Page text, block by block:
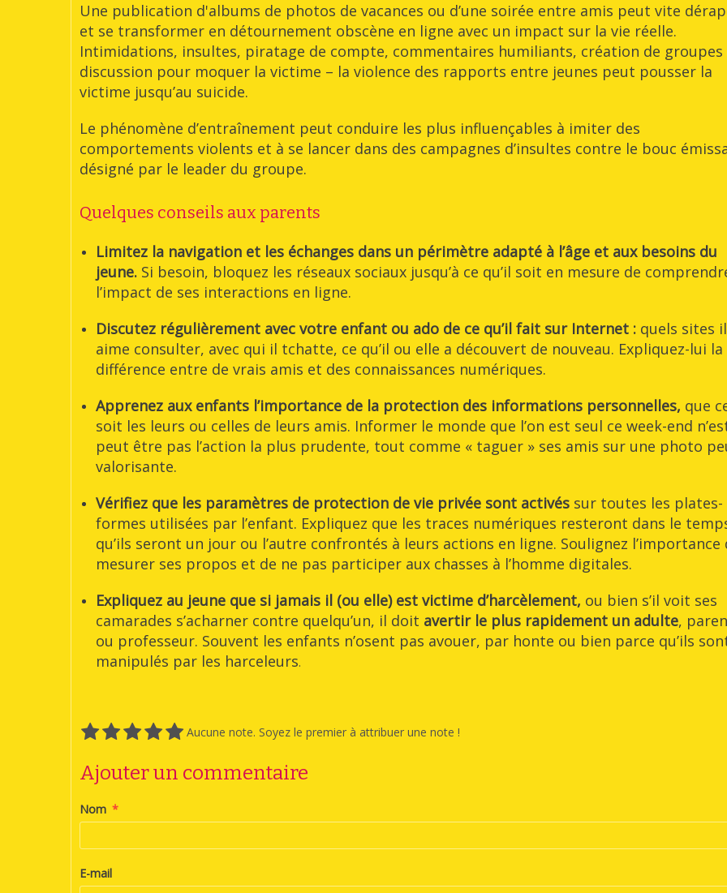
Une publication d'albums de photos de vacances ou d’une soirée entre amis peut vite
et se transformer en détournement obscène en ligne avec un impact sur la vie réelle.
Intimidations, insultes, piratage de compte, commentaires humiliants, création de groupes
discussion pour moquer la victime – la violence des rapports entre jeunes peut pousser la
victime jusqu’au suicide.
Le phénomène d’entraînement peut conduire les plus influençables à imiter des
comportements violents et à se lancer dans des campagnes d’insultes contre le bouc
désigné par le leader du groupe.
Quelques conseils aux parents
Limitez la navigation et les échanges dans un périmètre adapté à l’âge et aux besoins du
jeune. Si besoin, bloquez les réseaux sociaux jusqu’à ce qu’il soit en mesure de
l’impact de ses interactions en ligne.
Discutez régulièrement avec votre enfant ou ado de ce qu’il fait sur Internet : quels sites il
aime consulter, avec qui il tchatte, ce qu’il ou elle a découvert de nouveau. Expliquez-lui la
différence entre de vrais amis et des connaissances numériques.
Apprenez aux enfants l’importance de la protection des informations personnelles, que
soit les leurs ou celles de leurs amis. Informer le monde que l’on est seul ce week-end
peut être pas l’action la plus prudente, tout comme « taguer » ses amis sur une photo
valorisante.
Vérifiez que les paramètres de protection de vie privée sont activés sur toutes les plates-
formes utilisées par l’enfant. Expliquez que les traces numériques resteront dans le
qu’ils seront un jour ou l’autre confrontés à leurs actions en ligne. Soulignez l’importance
mesurer ses propos et de ne pas participer aux chasses à l’homme digitales.
Expliquez au jeune que si jamais il (ou elle) est victime d’harcèlement, ou bien s’il voit ses
camarades s’acharner contre quelqu’un, il doit avertir le plus rapidement un adulte,
ou professeur. Souvent les enfants n’osent pas avouer, par honte ou bien parce qu’ils
manipulés par les harceleurs.
Aucune note. Soyez le premier à attribuer une note !
Ajouter un commentaire
Nom
E-mail